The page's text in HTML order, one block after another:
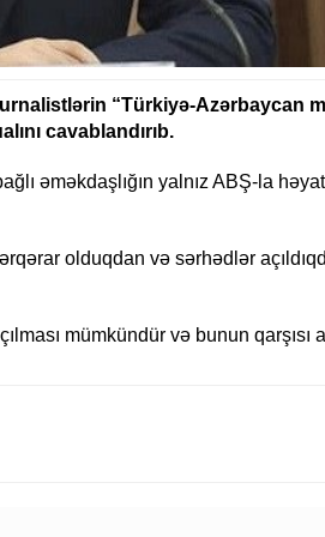
“Türkiyə-Azərbaycan
cavablandırıb.
əməkdaşlığın yalnız ABŞ-la
olduqdan və sərhədlər
mümkündür və bunun qarşısı